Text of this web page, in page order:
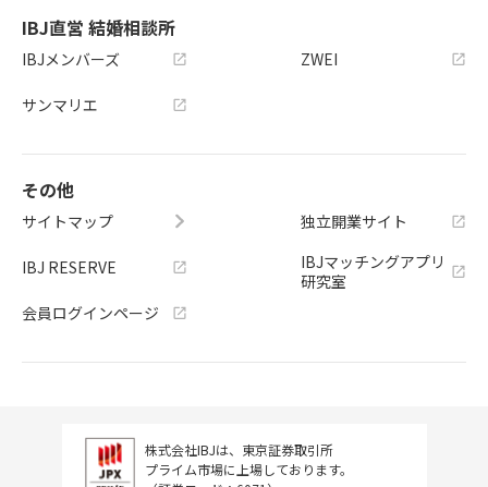
IBJ直営 結婚相談所
IBJメンバーズ
サンマリエ
ZWEI
その他
サイトマップ
IBJ RESERVE
会員ログインページ
独立開業サイト
IBJマッチングアプリ
研究室
株式会社IBJは、東京証券取引所
プライム市場に上場しております。